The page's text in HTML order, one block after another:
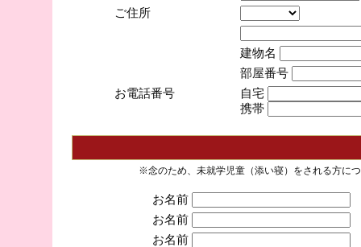
ご住所
建物名
部屋番号
お電話番号
自宅
携帯
※念のため、未就学児童（添い寝）をされる方に
お名前
お名前
お名前